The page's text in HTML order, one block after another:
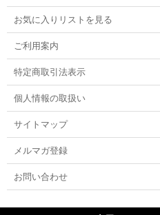
お気に入りリストを見る
ご利用案内
特定商取引法表示
個人情報の取扱い
サイトマップ
メルマガ登録
お問い合わせ